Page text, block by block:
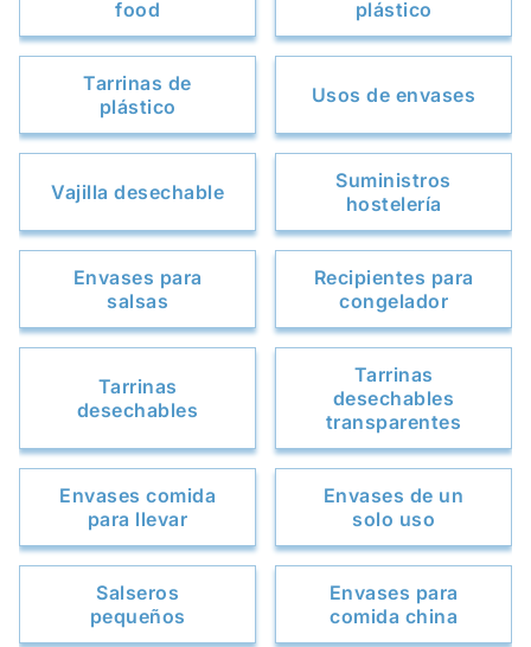
food
plástico
Tarrinas de
plástico
Usos de envases
Vajilla desechable
Suministros
hostelería
Envases para
salsas
Recipientes para
congelador
Tarrinas
desechables
Tarrinas
desechables
transparentes
Envases comida
para llevar
Envases de un
solo uso
Salseros
pequeños
Envases para
comida china